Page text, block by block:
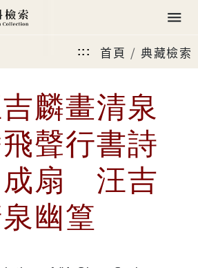
::: 首頁 典藏檢索
麟畫清泉
聲行書詩
扇 汪吉
幽篁